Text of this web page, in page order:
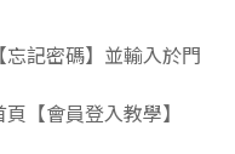
記密碼】並輸入於門
【會員登入教學】